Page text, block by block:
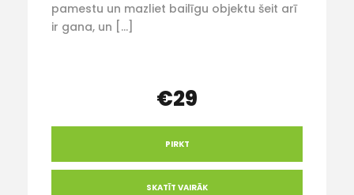
pamestu un mazliet bailīgu objektu šeit arī
ir gana, un […]
€29
PIRKT
SKATĪT VAIRĀK